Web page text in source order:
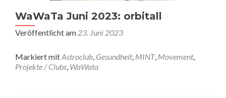
WaWaTa Juni 2023: orbitall
Veröffentlicht am 23. Juni 2023
Markiert mitAstroclub, Gesundheit, MINT, Movement,
Projekte / Clubs, WaWata